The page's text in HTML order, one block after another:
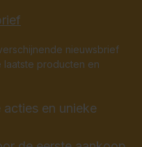
nieuwsbrief
producten en
en unieke